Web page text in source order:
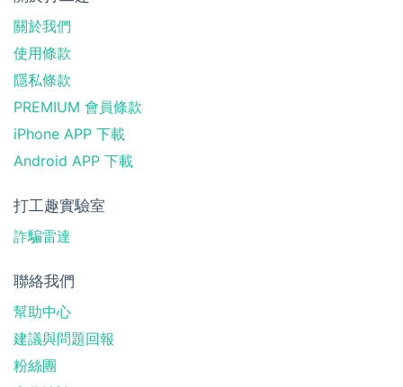
關於我們
使用條款
隱私條款
PREMIUM 會員條款
iPhone APP 下載
Android APP 下載
打工趣實驗室
詐騙雷達
聯絡我們
幫助中心
建議與問題回報
粉絲團